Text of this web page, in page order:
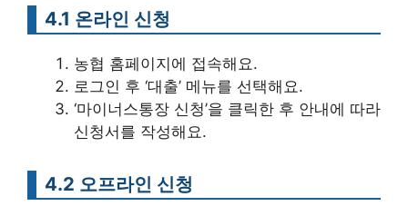
4.1 온라인 신청
농협 홈페이지에 접속해요.
로그인 후 ‘대출’ 메뉴를 선택해요.
‘마이너스통장 신청’을 클릭한 후 안내에 따라
신청서를 작성해요.
4.2 오프라인 신청